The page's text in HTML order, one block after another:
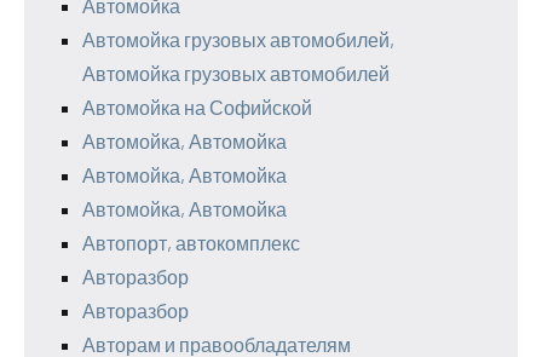
Автомойка
Автомойка грузовых автомобилей,
Автомойка грузовых автомобилей
Автомойка на Софийской
Автомойка, Автомойка
Автомойка, Автомойка
Автомойка, Автомойка
Автопорт, автокомплекс
Авторазбор
Авторазбор
Авторам и правообладателям